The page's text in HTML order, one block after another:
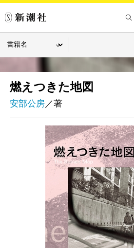
燃えつきた地図
安部公房／著